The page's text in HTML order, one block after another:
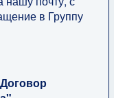
в Группу